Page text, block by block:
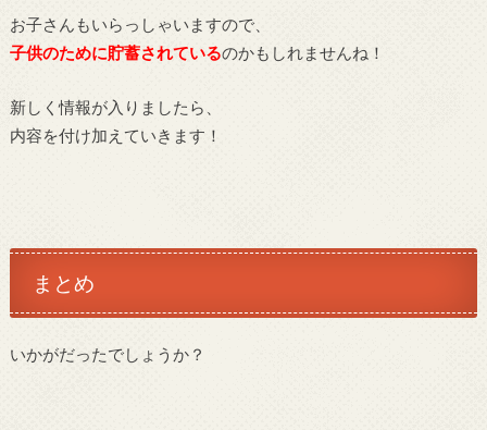
お子さんもいらっしゃいますので、
子供のために貯蓄されているのかもしれませんね！
新しく情報が入りましたら、
内容を付け加えていきます！
まとめ
いかがだったでしょうか？